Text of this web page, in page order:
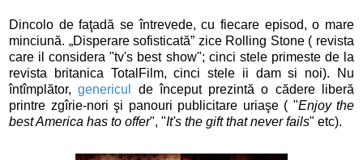
Dincolo de faţadă se întrevede, cu fiecare episod, o mare
minciună. „Disperare sofisticată” zice Rolling Stone ( revista
care il considera "tv's best show"; cinci stele primeste de la
revista britanica TotalFilm, cinci stele ii dam si noi). Nu
întîmplător,genericul de început prezintă o cădere liberă
printre zgîrie-nori şi panouri publicitare uriaşe ( "Enjoy the
best America has to offer", "It's the gift that never fails" etc).